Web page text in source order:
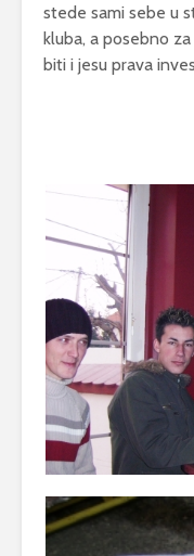
stede sami sebe u
kluba, a posebno
biti i jesu prava